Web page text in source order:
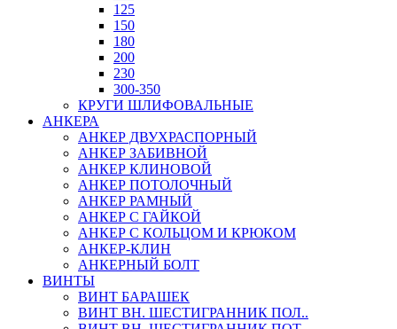
125
150
180
200
230
300-350
КРУГИ ШЛИФОВАЛЬНЫЕ
АНКЕРА
АНКЕР ДВУХРАСПОРНЫЙ
АНКЕР ЗАБИВНОЙ
АНКЕР КЛИНОВОЙ
АНКЕР ПОТОЛОЧНЫЙ
АНКЕР РАМНЫЙ
АНКЕР С ГАЙКОЙ
АНКЕР С КОЛЬЦОМ И КРЮКОМ
АНКЕР-КЛИН
АНКЕРНЫЙ БОЛТ
ВИНТЫ
ВИНТ БАРАШЕК
ВИНТ ВН. ШЕСТИГРАННИК ПОЛ..